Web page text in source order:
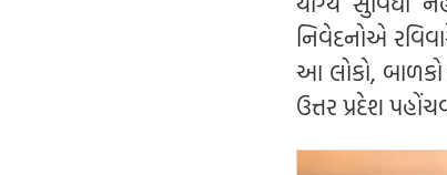
નિવેદનોએ
આ લોકો,
ઉત્તર પ્રદેશ